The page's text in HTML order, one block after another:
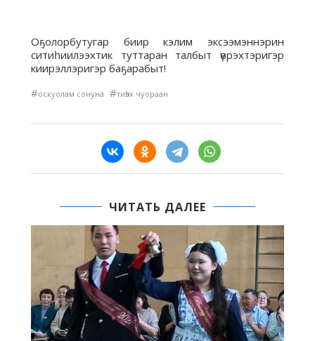
Оҕолорбутугар биир кэлим эксээмэннэрин
ситиһиилээхтик туттаран талбыт үөрэхтэригэр
киирэллэригэр баҕарабыт!
#оскуолам сонуна #тиһэх чуораан
ЧИТАТЬ ДАЛЕЕ